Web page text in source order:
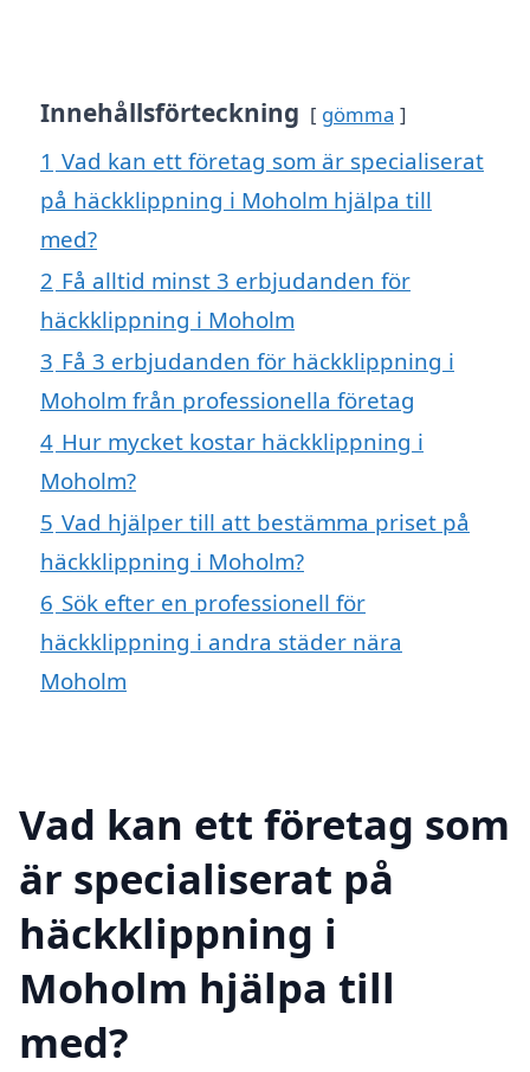
Innehållsförteckning gömma
1 Vad kan ett företag som är specialiserat
på häckklippning i Moholm hjälpa till
med?
2 Få alltid minst 3 erbjudanden för
häckklippning i Moholm
3 Få 3 erbjudanden för häckklippning i
Moholm från professionella företag
4 Hur mycket kostar häckklippning i
Moholm?
5 Vad hjälper till att bestämma priset på
häckklippning i Moholm?
6 Sök efter en professionell för
häckklippning i andra städer nära
Moholm
Vad kan ett företag som
är specialiserat på
häckklippning i
Moholm hjälpa till
med?